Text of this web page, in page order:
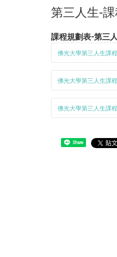
第三人生-
課程規劃表-第三
佛光大學第三人生課
佛光大學第三人生課
佛光大學第三人生課
Share